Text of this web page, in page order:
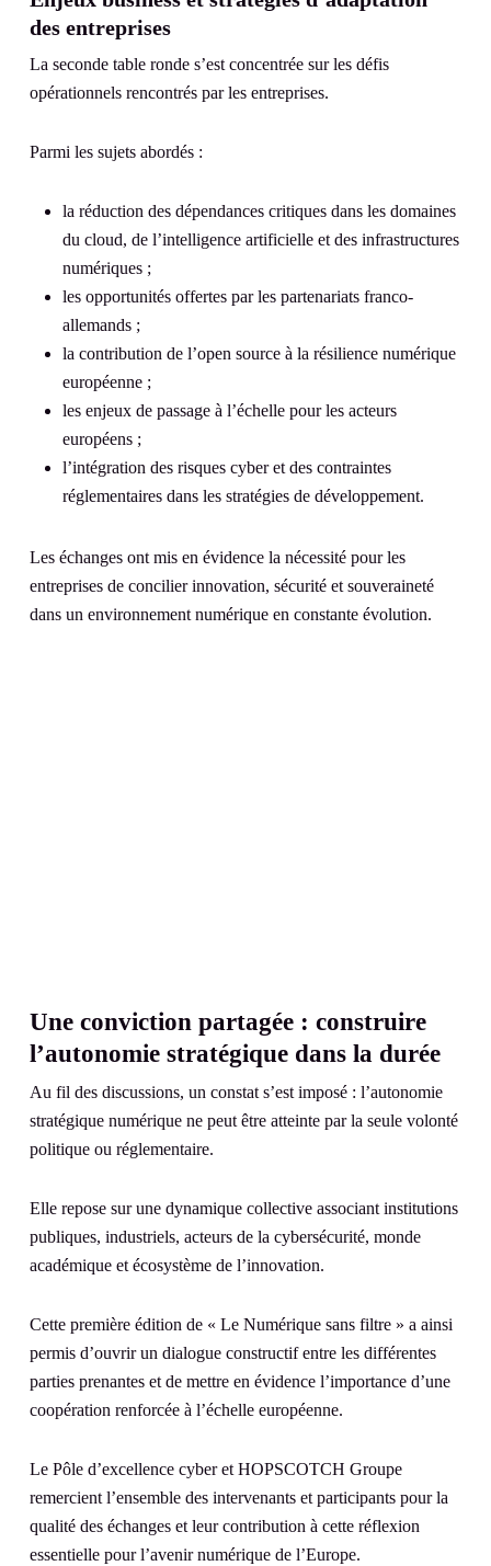
des entreprises
La seconde table ronde s’est concentrée sur les défis
opérationnels rencontrés par les entreprises.
Parmi les sujets abordés :
la réduction des dépendances critiques dans les domaines
du cloud, de l’intelligence artificielle et des infrastructures
numériques ;
les opportunités offertes par les partenariats franco-
allemands ;
la contribution de l’open source à la résilience numérique
européenne ;
les enjeux de passage à l’échelle pour les acteurs
européens ;
l’intégration des risques cyber et des contraintes
réglementaires dans les stratégies de développement.
Les échanges ont mis en évidence la nécessité pour les
entreprises de concilier innovation, sécurité et souveraineté
dans un environnement numérique en constante évolution.
Une conviction partagée : construire
l’autonomie stratégique dans la durée
Au fil des discussions, un constat s’est imposé : l’autonomie
stratégique numérique ne peut être atteinte par la seule volonté
politique ou réglementaire.
Elle repose sur une dynamique collective associant institutions
publiques, industriels, acteurs de la cybersécurité, monde
académique et écosystème de l’innovation.
Cette première édition de « Le Numérique sans filtre » a ainsi
permis d’ouvrir un dialogue constructif entre les différentes
parties prenantes et de mettre en évidence l’importance d’une
coopération renforcée à l’échelle européenne.
Le Pôle d’excellence cyber et HOPSCOTCH Groupe
remercient l’ensemble des intervenants et participants pour la
qualité des échanges et leur contribution à cette réflexion
essentielle pour l’avenir numérique de l’Europe.